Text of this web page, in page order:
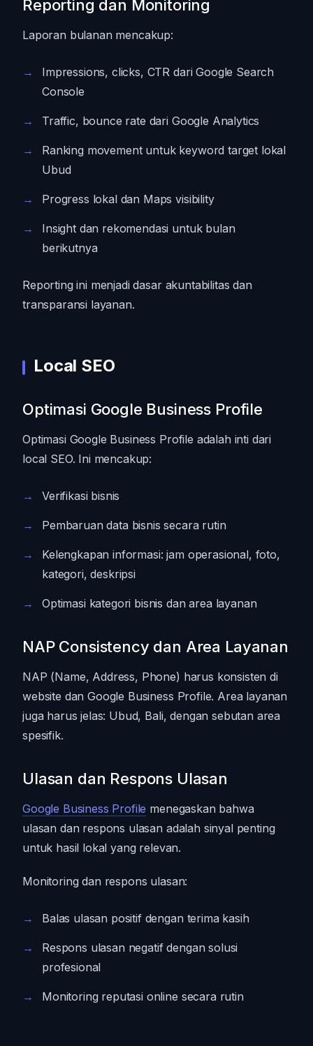
Reporting dan Monitoring
Laporan bulanan mencakup:
Impressions, clicks, CTR dari Google Search
Console
Traffic, bounce rate dari Google Analytics
Ranking movement untuk keyword target lokal
Ubud
Progress lokal dan Maps visibility
Insight dan rekomendasi untuk bulan
berikutnya
Reporting ini menjadi dasar akuntabilitas dan
transparansi layanan.
Local SEO
Optimasi Google Business Profile
Optimasi Google Business Profile adalah inti dari
local SEO. Ini mencakup:
Verifikasi bisnis
Pembaruan data bisnis secara rutin
Kelengkapan informasi: jam operasional, foto,
kategori, deskripsi
Optimasi kategori bisnis dan area layanan
NAP Consistency dan Area Layanan
NAP (Name, Address, Phone) harus konsisten di
website dan Google Business Profile. Area layanan
juga harus jelas: Ubud, Bali, dengan sebutan area
spesifik.
Ulasan dan Respons Ulasan
Google Business Profile menegaskan bahwa
ulasan dan respons ulasan adalah sinyal penting
untuk hasil lokal yang relevan.
Monitoring dan respons ulasan:
Balas ulasan positif dengan terima kasih
Respons ulasan negatif dengan solusi
profesional
Monitoring reputasi online secara rutin